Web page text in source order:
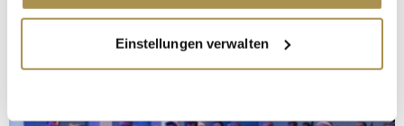
Informationen über Ihre geografische Lage
erfassen, welche bis auf einige Meter genau sein
Einstellungen verwalten